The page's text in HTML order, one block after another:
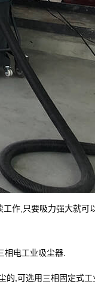
作,只要吸力强大就可
电工业吸尘器.
,可选用三相固定式工